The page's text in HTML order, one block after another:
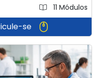
11 Módulos
se